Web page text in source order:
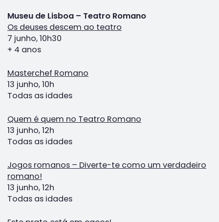
Museu de Lisboa – Teatro Romano
Os deuses descem ao teatro
7 junho, 10h30
+ 4 anos
Masterchef Romano
13 junho, 10h
Todas as idades
Quem é quem no Teatro Romano
13 junho, 12h
Todas as idades
Jogos romanos – Diverte-te como um verdadeiro
romano!
13 junho, 12h
Todas as idades